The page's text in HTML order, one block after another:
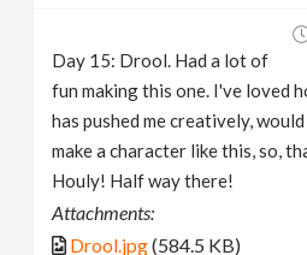
Day 15: Drool. Had a lot of
fun making this one. I've loved
has pushed me creatively,
make a character like this, so,
Houly! Half way there!
Attachments:
Drool.jpg(584.5 KB)